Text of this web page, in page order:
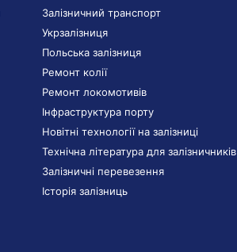
Залізничний транспорт
Укрзалізниця
Польська залізниця
Ремонт колії
Ремонт локомотивів
Інфраструктура порту
Новітні технології на залізниці
Технічна література для залізничників
Залізничні перевезення
Історія залізниць